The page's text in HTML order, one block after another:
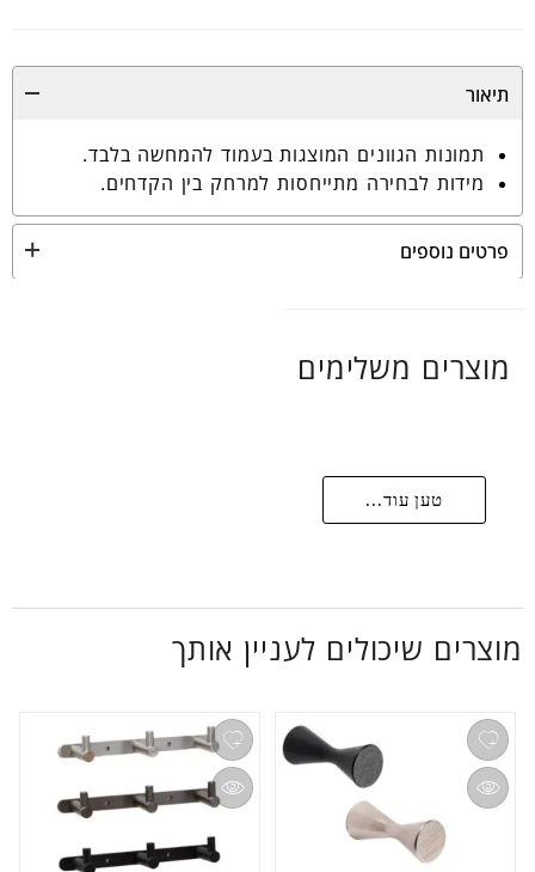
תיאור
תמונות הגוונים המוצגות בעמוד להמחשה בלבד.
מידות לבחירה מתייחסות למרחק בין הקדחים.
פרטים נוספים
מוצרים משלימים
טען עוד...
מוצרים שיכולים לעניין אותך